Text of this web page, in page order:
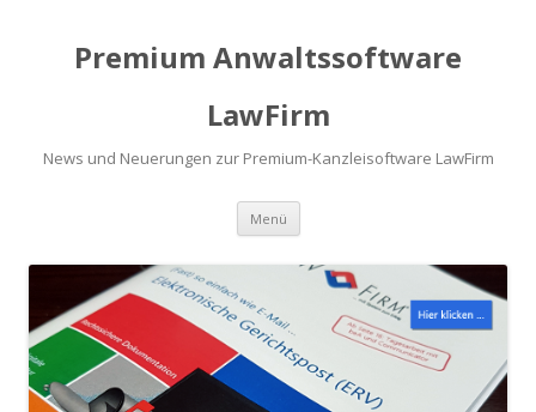
Premium Anwaltssoftware
LawFirm
News und Neuerungen zur Premium-Kanzleisoftware LawFirm
Menü